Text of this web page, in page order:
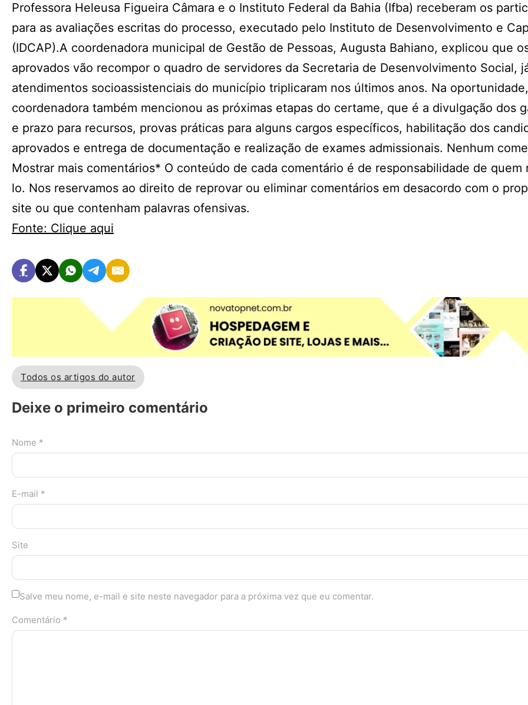
Professora Heleusa Figueira Câmara e o Instituto Federal da Bahia (Ifba) receberam os
para as avaliações escritas do processo, executado pelo Instituto de Desenvolvimento e
(IDCAP).A coordenadora municipal de Gestão de Pessoas, Augusta Bahiano, explicou que
aprovados vão recompor o quadro de servidores da Secretaria de Desenvolvimento Social,
atendimentos socioassistenciais do município triplicaram nos últimos anos. Na
coordenadora também mencionou as próximas etapas do certame, que é a divulgação dos
e prazo para recursos, provas práticas para alguns cargos específicos, habilitação dos
aprovados e entrega de documentação e realização de exames admissionais. Nenhum
Mostrar mais comentários* O conteúdo de cada comentário é de responsabilidade de quem
lo. Nos reservamos ao direito de reprovar ou eliminar comentários em desacordo com o
site ou que contenham palavras ofensivas.
Fonte: Clique aqui
Todos os artigos do autor
Deixe o primeiro comentário
Nome *
E-mail *
Site
Salve meu nome, e-mail e site neste navegador para a próxima vez que eu comentar.
Comentário *